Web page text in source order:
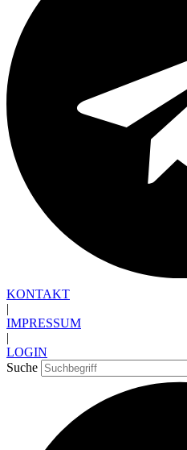
KONTAKT
|
IMPRESSUM
|
LOGIN
Suche